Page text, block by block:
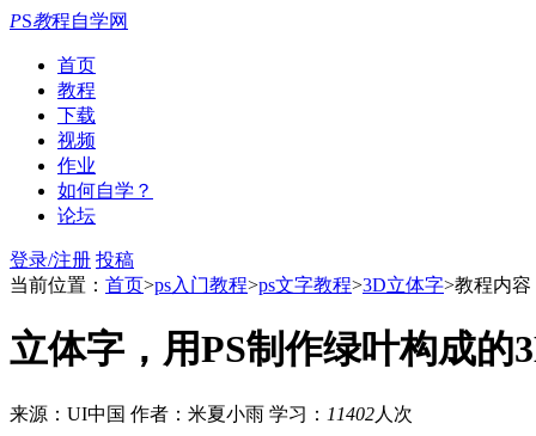
PS教程自学网
首页
教程
下载
视频
作业
如何自学？
论坛
登录/注册 投稿
当前位置： 首页>ps入门教程>ps文字教程>3D立体字>教程内容
立体字，用PS制作绿叶构成的
来源：UI中国 作者：米夏小雨 学习： 11402人次